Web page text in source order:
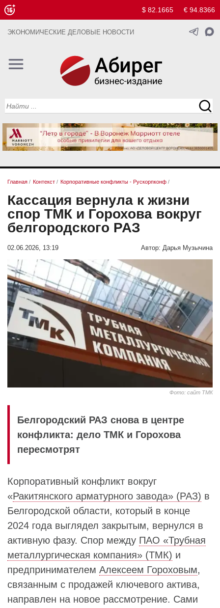
$ 82.1665 € 94.8366
ЭКОНОМИЧЕСКИЕ ДЕЛОВЫЕ НОВОСТИ
Главная / Контекст / Корпоративные конфликты - Рускорпконф /
Кассация вернула к жизни
спор ТМК и Горохова вокруг
белгородского РАЗ
02.06.2026, 13:19 Автор: Дарья Музычина
Фото: сайт ТМК
Белгородский РАЗ снова в центре
конфликта: дело ТМК и Горохова
пересмотрят
Корпоративный конфликт вокруг
«Ракитянского арматурного завода» (РАЗ) в
Белгородской области, который в конце
2024 года выглядел закрытым, вернулся в
активную фазу. Спор между ПАО «Трубная
металлургическая компания» (ТМК) и
предпринимателем Алексеем Гороховым,
связанным с продажей ключевого актива,
направлен на новое рассмотрение. Сами